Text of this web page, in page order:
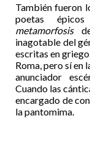
También fueron
poetas
metamorfosisde
inagotable del
escritas en
Roma, pero sí en
anunciador
Cuando las
encargado de
la pantomima.